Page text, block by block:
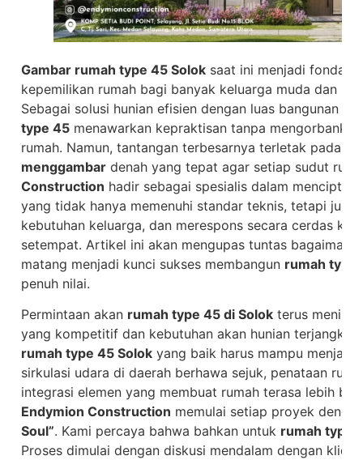
Gambar rumah type 45 Solok saat ini menjadi fondasi
kepemilikan rumah bagi banyak keluarga muda dan
Sebagai solusi hunian efisien dengan luas bangunan
type 45 menawarkan kepraktisan tanpa
rumah. Namun, tantangan terbesarnya terletak pada
menggambar denah yang tepat agar setiap sudut
Construction hadir sebagai spesialis dalam
yang tidak hanya memenuhi standar teknis, tetapi
kebutuhan keluarga, dan merespons secara cerdas
setempat. Artikel ini akan mengupas tuntas
matang menjadi kunci sukses membangun rumah type
penuh nilai.
Permintaan akan rumah type 45 di Solok terus
yang kompetitif dan kebutuhan akan hunian
rumah type 45 Solok yang baik harus mampu
sirkulasi udara di daerah berhawa sejuk, penataan
integrasi elemen yang membuat rumah terasa lebih
Endymion Construction memulai setiap proyek
Soul”. Kami percaya bahwa bahkan untuk rumah type
Proses dimulai dengan diskusi mendalam dengan